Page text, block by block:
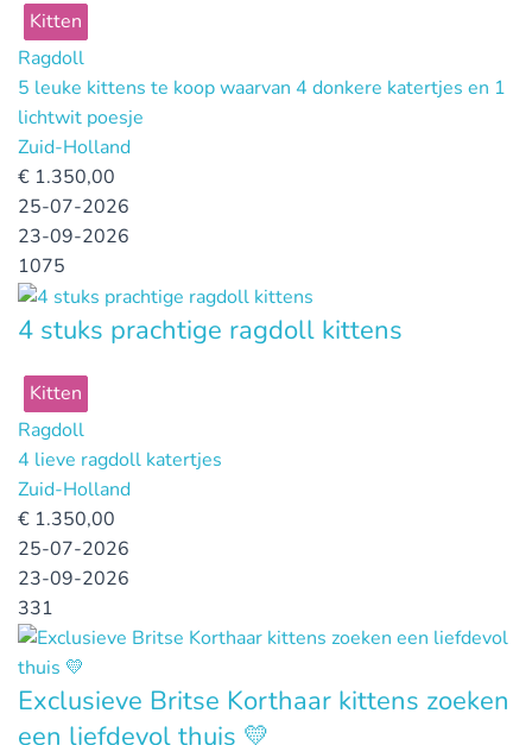
Kitten
Ragdoll
5 leuke kittens te koop waarvan 4 donkere katertjes en 1
lichtwit poesje
Zuid-Holland
€ 1.350,00
25-07-2026
23-09-2026
1075
4 stuks prachtige ragdoll kittens
Kitten
Ragdoll
4 lieve ragdoll katertjes
Zuid-Holland
€ 1.350,00
25-07-2026
23-09-2026
331
Exclusieve Britse Korthaar kittens zoeken
een liefdevol thuis 💛